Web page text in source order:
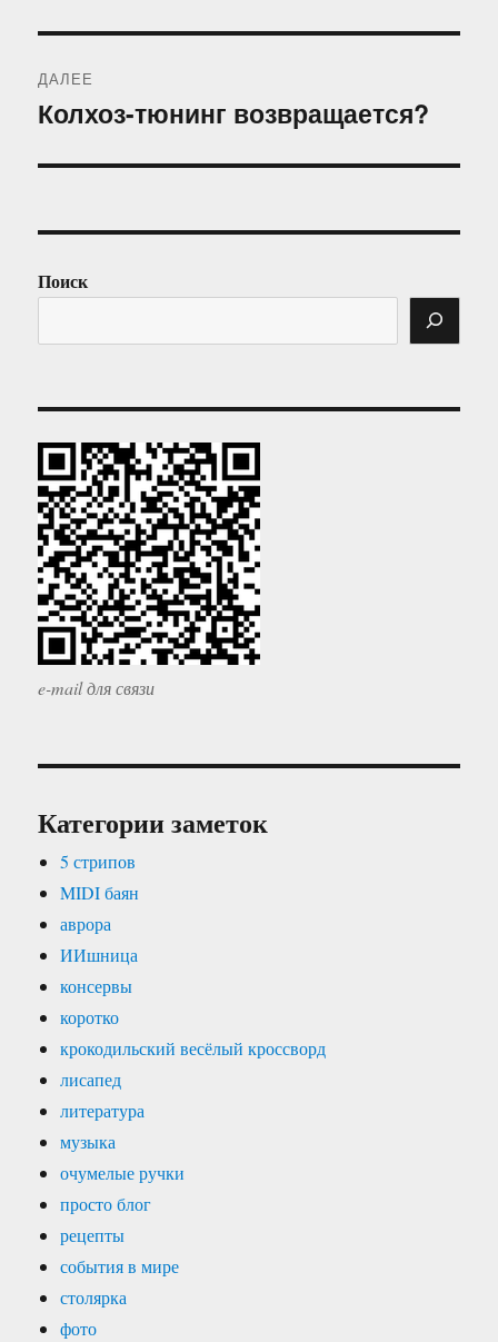
ДАЛЕЕ
Следующая
Колхоз-тюнинг возвращается?
Поиск
e-mail для связи
Категории заметок
5 стрипов
MIDI баян
аврора
ИИшница
консервы
коротко
крокодильский весёлый кроссворд
лисапед
литература
музыка
очумелые ручки
просто блог
рецепты
события в мире
столярка
фото